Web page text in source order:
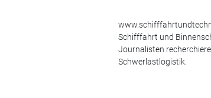
Schifffahrt und
Journalisten
Schwerlastlogistik.